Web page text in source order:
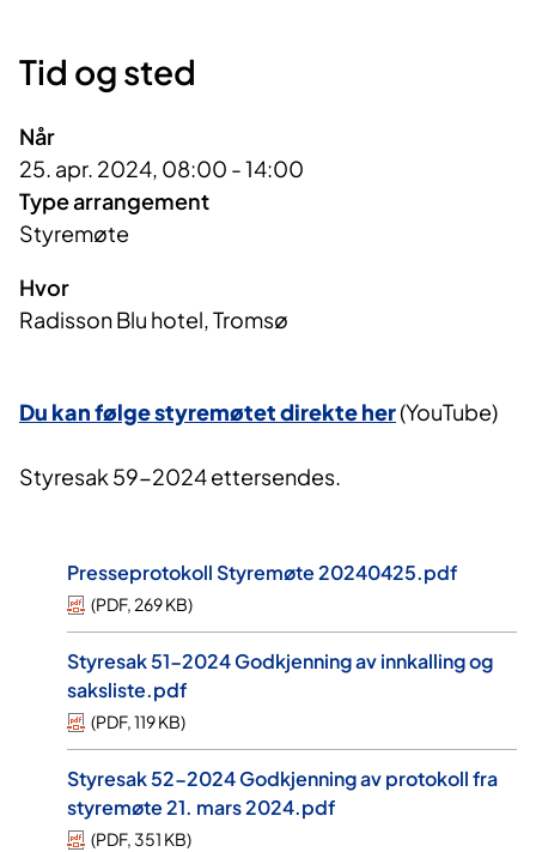
Tid og sted
Når
25. apr. 2024, 08:00 - 14:00
Type arrangement
Styremøte
Hvor
Radisson Blu hotel, Tromsø
Du kan følge styremøtet direkte her(YouTube)
Styresak 59-2024 ettersendes.
Presseprotokoll Styremøte 20240425.pdf
(PDF, 269 KB)
Styresak 51-2024 Godkjenning av innkalling og
saksliste.pdf
(PDF,119 KB)
Styresak 52-2024 Godkjenning av protokoll fra
styremøte 21. mars 2024.pdf
(PDF, 351 KB)